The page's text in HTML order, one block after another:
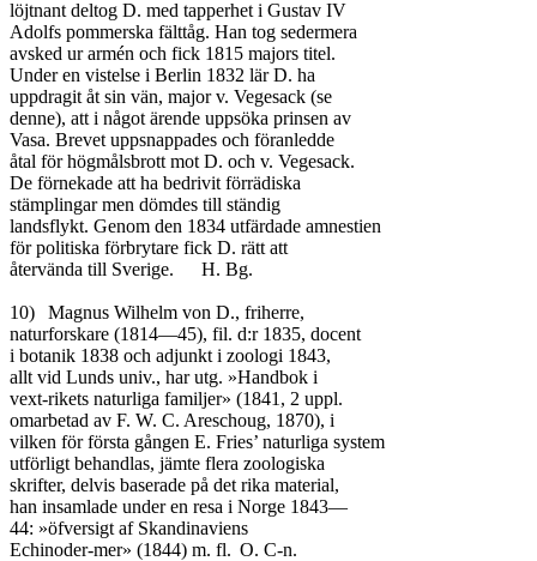
löjtnant deltog D. med tapperhet i Gustav IV
Adolfs pommerska fälttåg. Han tog sedermera
avsked ur armén och fick 1815 majors titel.
Under en vistelse i Berlin 1832 lär D. ha
uppdragit åt sin vän, major v. Vegesack (se
denne), att i något ärende uppsöka prinsen av
Vasa. Brevet uppsnappades och föranledde
åtal för högmålsbrott mot D. och v. Vegesack.
De förnekade att ha bedrivit förrädiska
stämplingar men dömdes till ständig
landsflykt. Genom den 1834 utfärdade amnestien
för politiska förbrytare fick D. rätt att
återvända till Sverige.	H. Bg.
10)	Magnus Wilhelm von D., friherre,
naturforskare (1814—45), fil. d:r 1835, docent
i botanik 1838 och adjunkt i zoologi 1843,
allt vid Lunds univ., har utg. »Handbok i
vext-rikets naturliga familjer» (1841, 2 uppl.
omarbetad av F. W. C. Areschoug, 1870), i
vilken för första gången E. Fries’ naturliga system
utförligt behandlas, jämte flera zoologiska
skrifter, delvis baserade på det rika material,
han insamlade under en resa i Norge 1843—
44: »öfversigt af Skandinaviens
Echinoder-mer» (1844) m. fl.	O. C-n.